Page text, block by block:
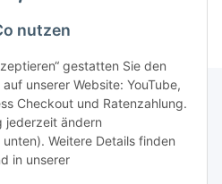
nutzen
gestatten Sie den
unserer Website: YouTube,
Checkout und Ratenzahlung.
jederzeit ändern
Weitere Details finden
in unserer